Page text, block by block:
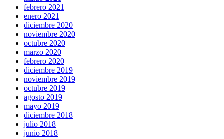
febrero 2021
enero 2021
diciembre 2020
noviembre 2020
octubre 2020
marzo 2020
febrero 2020
diciembre 2019
noviembre 2019
octubre 2019
agosto 2019
mayo 2019
diciembre 2018
julio 2018
junio 2018